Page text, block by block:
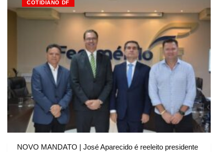
COTIDIANO DF
NOVO MANDATO | José Aparecido é reeleito presidente